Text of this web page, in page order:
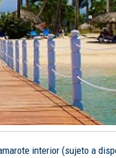
interior (sujeto a